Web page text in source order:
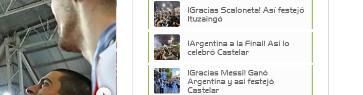
¡Gracias Scaloneta! Así festejó
Ituzaingó
¡Argentina a la Final! Así lo
celebró Castelar
¡Gracias Messi! Ganó
Argentina y así festejó
Castelar